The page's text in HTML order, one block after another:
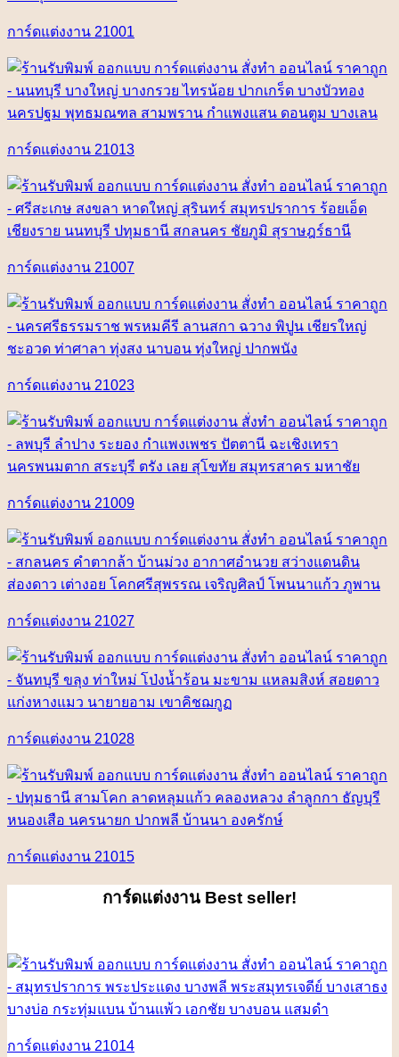
การ์ดแต่งงาน 21001
การ์ดแต่งงาน 21013
การ์ดแต่งงาน 21007
การ์ดแต่งงาน 21023
การ์ดแต่งงาน 21009
การ์ดแต่งงาน 21027
การ์ดแต่งงาน 21028
การ์ดแต่งงาน 21015
การ์ดแต่งงาน Best seller!
การ์ดแต่งงาน 21014